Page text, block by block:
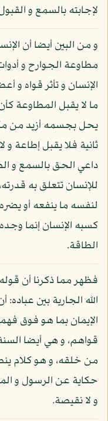
لإجابته بالسمع و
و من البين أيضا أن
مطاوعة الجوارح و
الإنسان و تأثر قواه و
ما لا يقبل المطاوعة
يحل بجسمه أزيد من
ثانية فلا يقبل إطاعة
داعي الحق بالسمع و
للإنسان تتعلق به
لنفسه ما ينفعه أو
كسبه الإنسان إنما
الطاقة.
فظهر مما ذكرنا أن
الله الجارية بين
الإيمان بما هو فوق
قواهم، و هي أيضا
من خلقه، و هو كلام
حكاية عن الرسول و
و لا نقيصة.